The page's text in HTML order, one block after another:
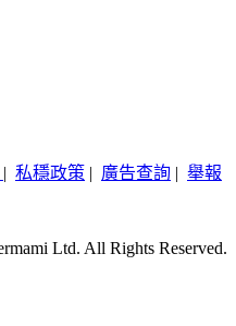
| 私穩政策 | 廣告查詢 | 舉報
Ltd. All Rights Reserved.